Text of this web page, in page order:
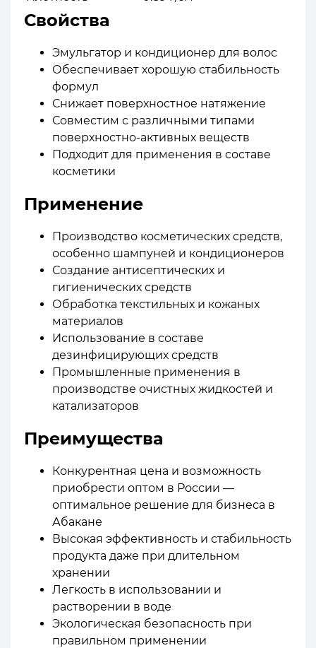
Свойства
Эмульгатор и кондиционер для волос
Обеспечивает хорошую стабильность
формул
Снижает поверхностное натяжение
Совместим с различными типами
поверхностно-активных веществ
Подходит для применения в составе
косметики
Применение
Производство косметических средств,
особенно шампуней и кондиционеров
Создание антисептических и
гигиенических средств
Обработка текстильных и кожаных
материалов
Использование в составе
дезинфицирующих средств
Промышленные применения в
производстве очистных жидкостей и
катализаторов
Преимущества
Конкурентная цена и возможность
приобрести оптом в России —
оптимальное решение для бизнеса в
Абакане
Высокая эффективность и стабильность
продукта даже при длительном
хранении
Легкость в использовании и
растворении в воде
Экологическая безопасность при
правильном применении